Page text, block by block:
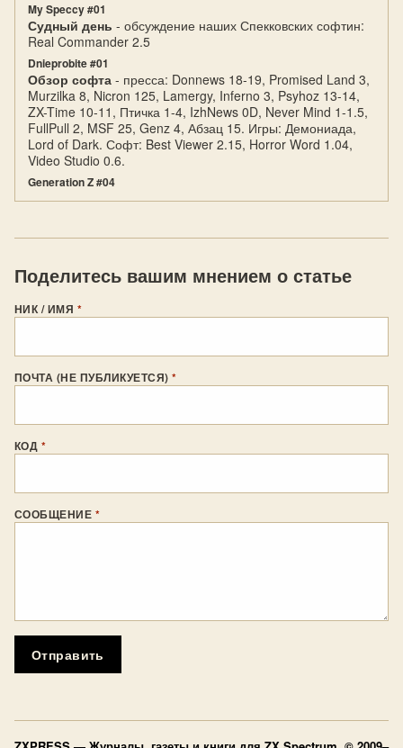
My Speccy #01
Судный день - обсуждение наших Спекковских софтин:
Real Commander 2.5
Dnieprobite #01
Обзор софта - пресса: Donnews 18-19, Promised Land 3,
Murzilka 8, Nicron 125, Lamergy, Inferno 3, Psyhoz 13-14,
ZX-Time 10-11, Птичка 1-4, IzhNews 0D, Never Mind 1-1.5,
FullPull 2, MSF 25, Genz 4, Абзац 15. Игры: Демониада,
Lord of Dark. Софт: Best Viewer 2.15, Horror Word 1.04,
Video Studio 0.6.
Generation Z #04
Поделитесь вашим мнением о статье
НИК / ИМЯ *
ПОЧТА (НЕ ПУБЛИКУЕТСЯ)*
КОД *
СООБЩЕНИЕ *
Отправить